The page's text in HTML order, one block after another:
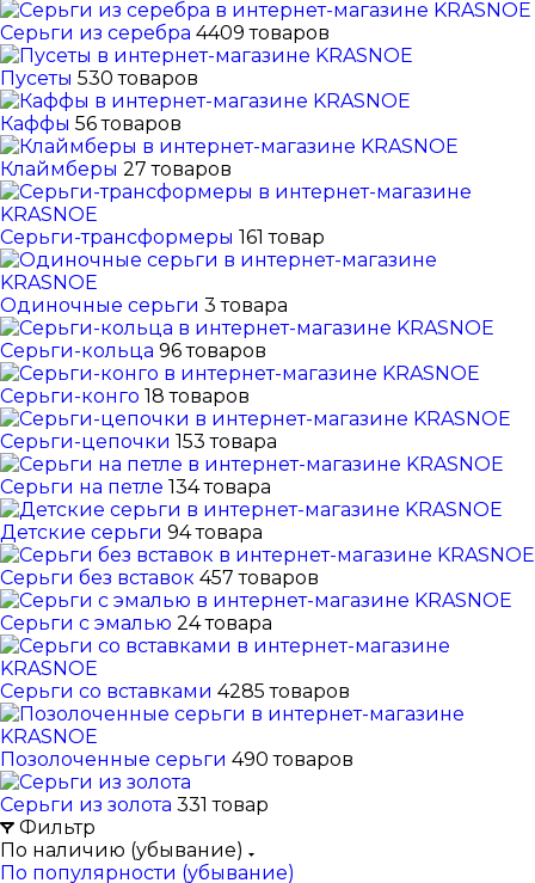
Серьги из серебра 4409 товаров
Пусеты 530 товаров
Каффы 56 товаров
Клаймберы 27 товаров
Серьги-трансформеры 161 товар
Одиночные серьги 3 товара
Серьги-кольца 96 товаров
Серьги-конго 18 товаров
Серьги-цепочки 153 товара
Серьги на петле 134 товара
Детские серьги 94 товара
Серьги без вставок 457 товаров
Серьги с эмалью 24 товара
Серьги со вставками 4285 товаров
Позолоченные серьги 490 товаров
Серьги из золота 331 товар
Фильтр
По наличию (убывание)
По популярности (убывание)